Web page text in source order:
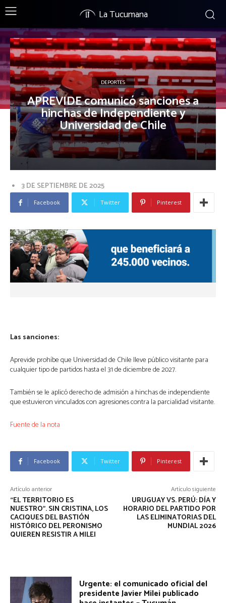
La Tucumana
DEPORTES
APREVIDE comunicó sanciones a
hinchas de Independiente y
Universidad de Chile
3 DE SEPTIEMBRE DE 2025
Facebook Twitter Pinterest
Las sanciones:
Aprevide prohíbe que Universidad de Chile lleve público visitante para
cualquier tipo de partidos hasta el 31 de diciembre de 2027.
También se le aplicó derecho de admisión a hinchas de independiente
que estuvieron vinculados con agresiones contra la parcialidad visitante.
Fuente de la nota
Facebook Twitter Pinterest
Artículo anterior
“EL TERRITORIO ES
NUESTRO”. SIN CRISTINA, LOS
CACIQUES DEL BASTIÓN
HISTÓRICO DEL PERONISMO
QUIEREN RESISTIR A MILEI
Artículo siguiente
URUGUAY VS. PERÚ: DÍA Y
HORARIO DEL PARTIDO POR
LAS ELIMINATORIAS DEL
MUNDIAL 2026
Urgente: el comunicado oficial del
presidente Javier Milei publicado